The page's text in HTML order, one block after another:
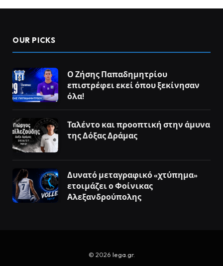
OUR PICKS
Ο Ζήσης Παπαδημητρίου
επιστρέφει εκεί όπου ξεκίνησαν
όλα!
Ταλέντο και προοπτική στην άμυνα
της Δόξας Δράμας
Δυνατό μεταγραφικό «χτύπημα»
ετοιμάζει ο Φοίνικας
Αλεξανδρούπολης
© 2026 lega.gr.